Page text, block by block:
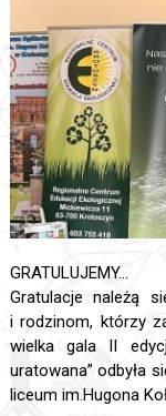
GRATULUJEMY...
Gratulacje należą
i rodzinom, którzy
wielka gala II
uratowana” odbyła
liceum im.Hugona